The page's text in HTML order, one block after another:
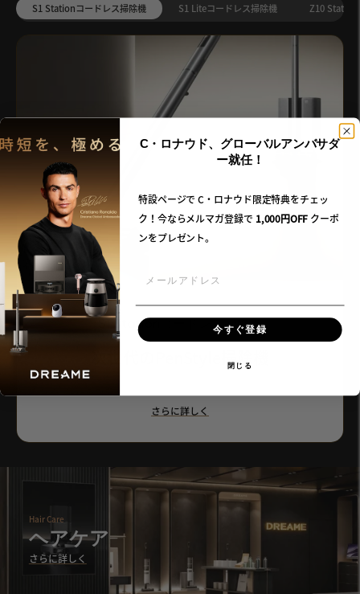
S1 Stationコードレス掃除機 S1 Liteコードレス掃除機 Z10 Station
S1 Stationコードレス掃除機
次世代のPenStyle掃除機
さらに詳しく
Hair Care
ヘアケア
さらに詳しく
C・ロナウド、グローバルアンバサダ
ー就任！
特設ページで C・ロナウド限定特典をチェッ
ク！今ならメルマガ登録で 1,000円OFF クーポ
ンをプレゼント。
今すぐ登録
閉じる